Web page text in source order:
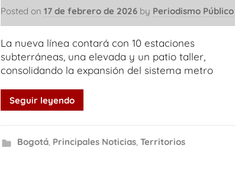
Posted on17 de febrero de 2026 by Periodismo Público
La nueva línea contará con 10 estaciones
subterráneas, una elevada y un patio taller,
consolidando la expansión del sistema metro
Seguir leyendo
Bogotá, Principales Noticias, Territorios